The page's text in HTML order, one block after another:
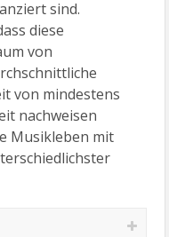
sind.
diese
von
von mindestens
nachweisen
Musikleben mit